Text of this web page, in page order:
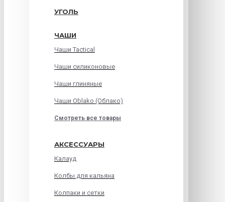
УГОЛЬ
ЧАШИ
Чаши Tactical
Чаши силиконовые
Чаши глиняные
Чаши Oblako (Облако)
Смотреть все товары
АКСЕССУАРЫ
Калауд
Колбы для кальяна
Колпаки и сетки